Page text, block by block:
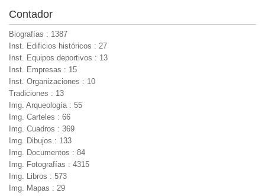
Contador
Biografías : 1387
Inst. Edificios históricos : 27
Inst. Equipos deportivos : 13
Inst. Empresas : 15
Inst. Organizaciones : 10
Tradiciones : 13
Img. Arqueología : 55
Img. Carteles : 66
Img. Cuadros : 369
Img. Dibujos : 133
Img. Documentos : 84
Img. Fotografías : 4315
Img. Libros : 573
Img. Mapas : 29